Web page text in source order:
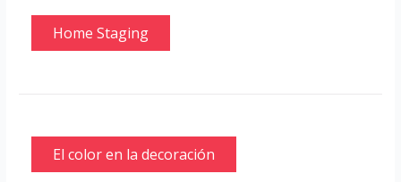
Home Staging
El color en la decoración